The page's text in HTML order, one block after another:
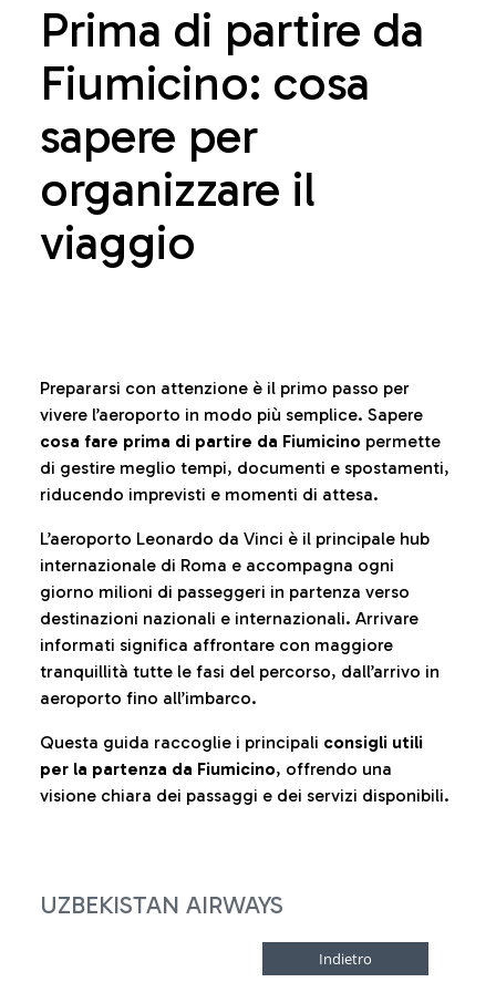
Prima di partire da
Fiumicino: cosa
sapere per
organizzare il
viaggio
Prepararsi con attenzione è il primo passo per
vivere l’aeroporto in modo più semplice. Sapere
cosa fare prima di partire da Fiumicino permette
di gestire meglio tempi, documenti e spostamenti,
riducendo imprevisti e momenti di attesa.
L’aeroporto Leonardo da Vinci è il principale hub
internazionale di Roma e accompagna ogni
giorno milioni di passeggeri in partenza verso
destinazioni nazionali e internazionali. Arrivare
informati significa affrontare con maggiore
tranquillità tutte le fasi del percorso, dall’arrivo in
aeroporto fino all’imbarco.
Questa guida raccoglie i principali consigli utili
per la partenza da Fiumicino, offrendo una
visione chiara dei passaggi e dei servizi disponibili.
UZBEKISTAN AIRWAYS